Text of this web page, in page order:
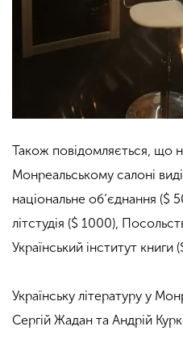
Також повідомляється, що
Монреальському салоні
національне об‘єднання ($
літстудія ($ 1000),
Український інститут книги
Українську літературу у
Сергій Жадан та Андрій